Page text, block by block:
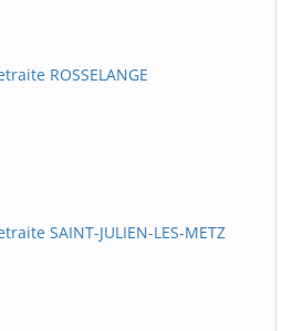
ROSSELANGE
SAINT-JULIEN-LES-METZ